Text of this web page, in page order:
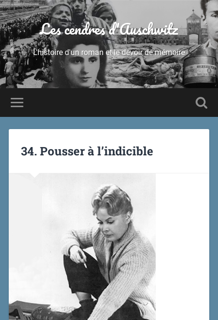
Les cendres d'Auschwitz
L'histoire d'un roman et le devoir de mémoire
34. Pousser à l’indicible